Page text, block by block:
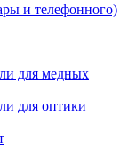
и телефонного)
для медных
для оптики